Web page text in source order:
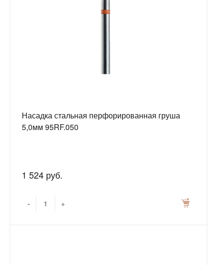
Насадка стальная перфорированная груша
5,0мм 95RF.050
1 524 руб.
- +